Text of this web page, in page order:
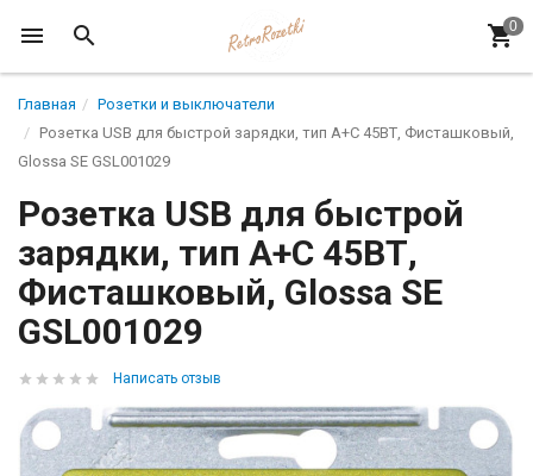
Главная
Розетки и выключатели
Розетка USB для быстрой зарядки, тип A+C 45ВТ, Фисташковый,
Glossa SE GSL001029
Розетка USB для быстрой
зарядки, тип A+C 45ВТ,
Фисташковый, Glossa SE
GSL001029
Написать отзыв